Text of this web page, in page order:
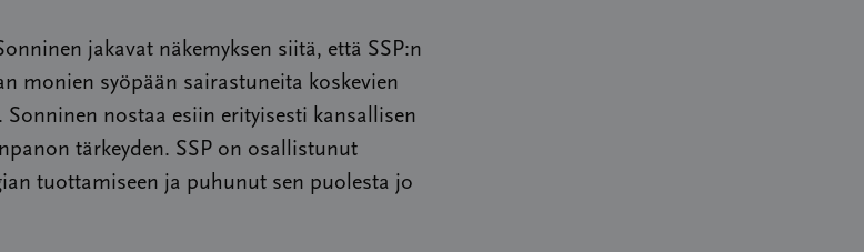
jakavat näkemyksen siitä, että SSP:n
monien syöpään sairastuneita koskevien
Sonninen nostaa esiin erityisesti kansallisen
tärkeyden. SSP on osallistunut
tuottamiseen ja puhunut sen puolesta jo